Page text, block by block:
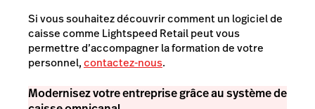
Si vous souhaitez découvrir comment un logiciel de
caisse comme Lightspeed Retail peut vous
permettre d’accompagner la formation de votre
personnel,contactez-nous.
Modernisez votre entreprise grâce au système de